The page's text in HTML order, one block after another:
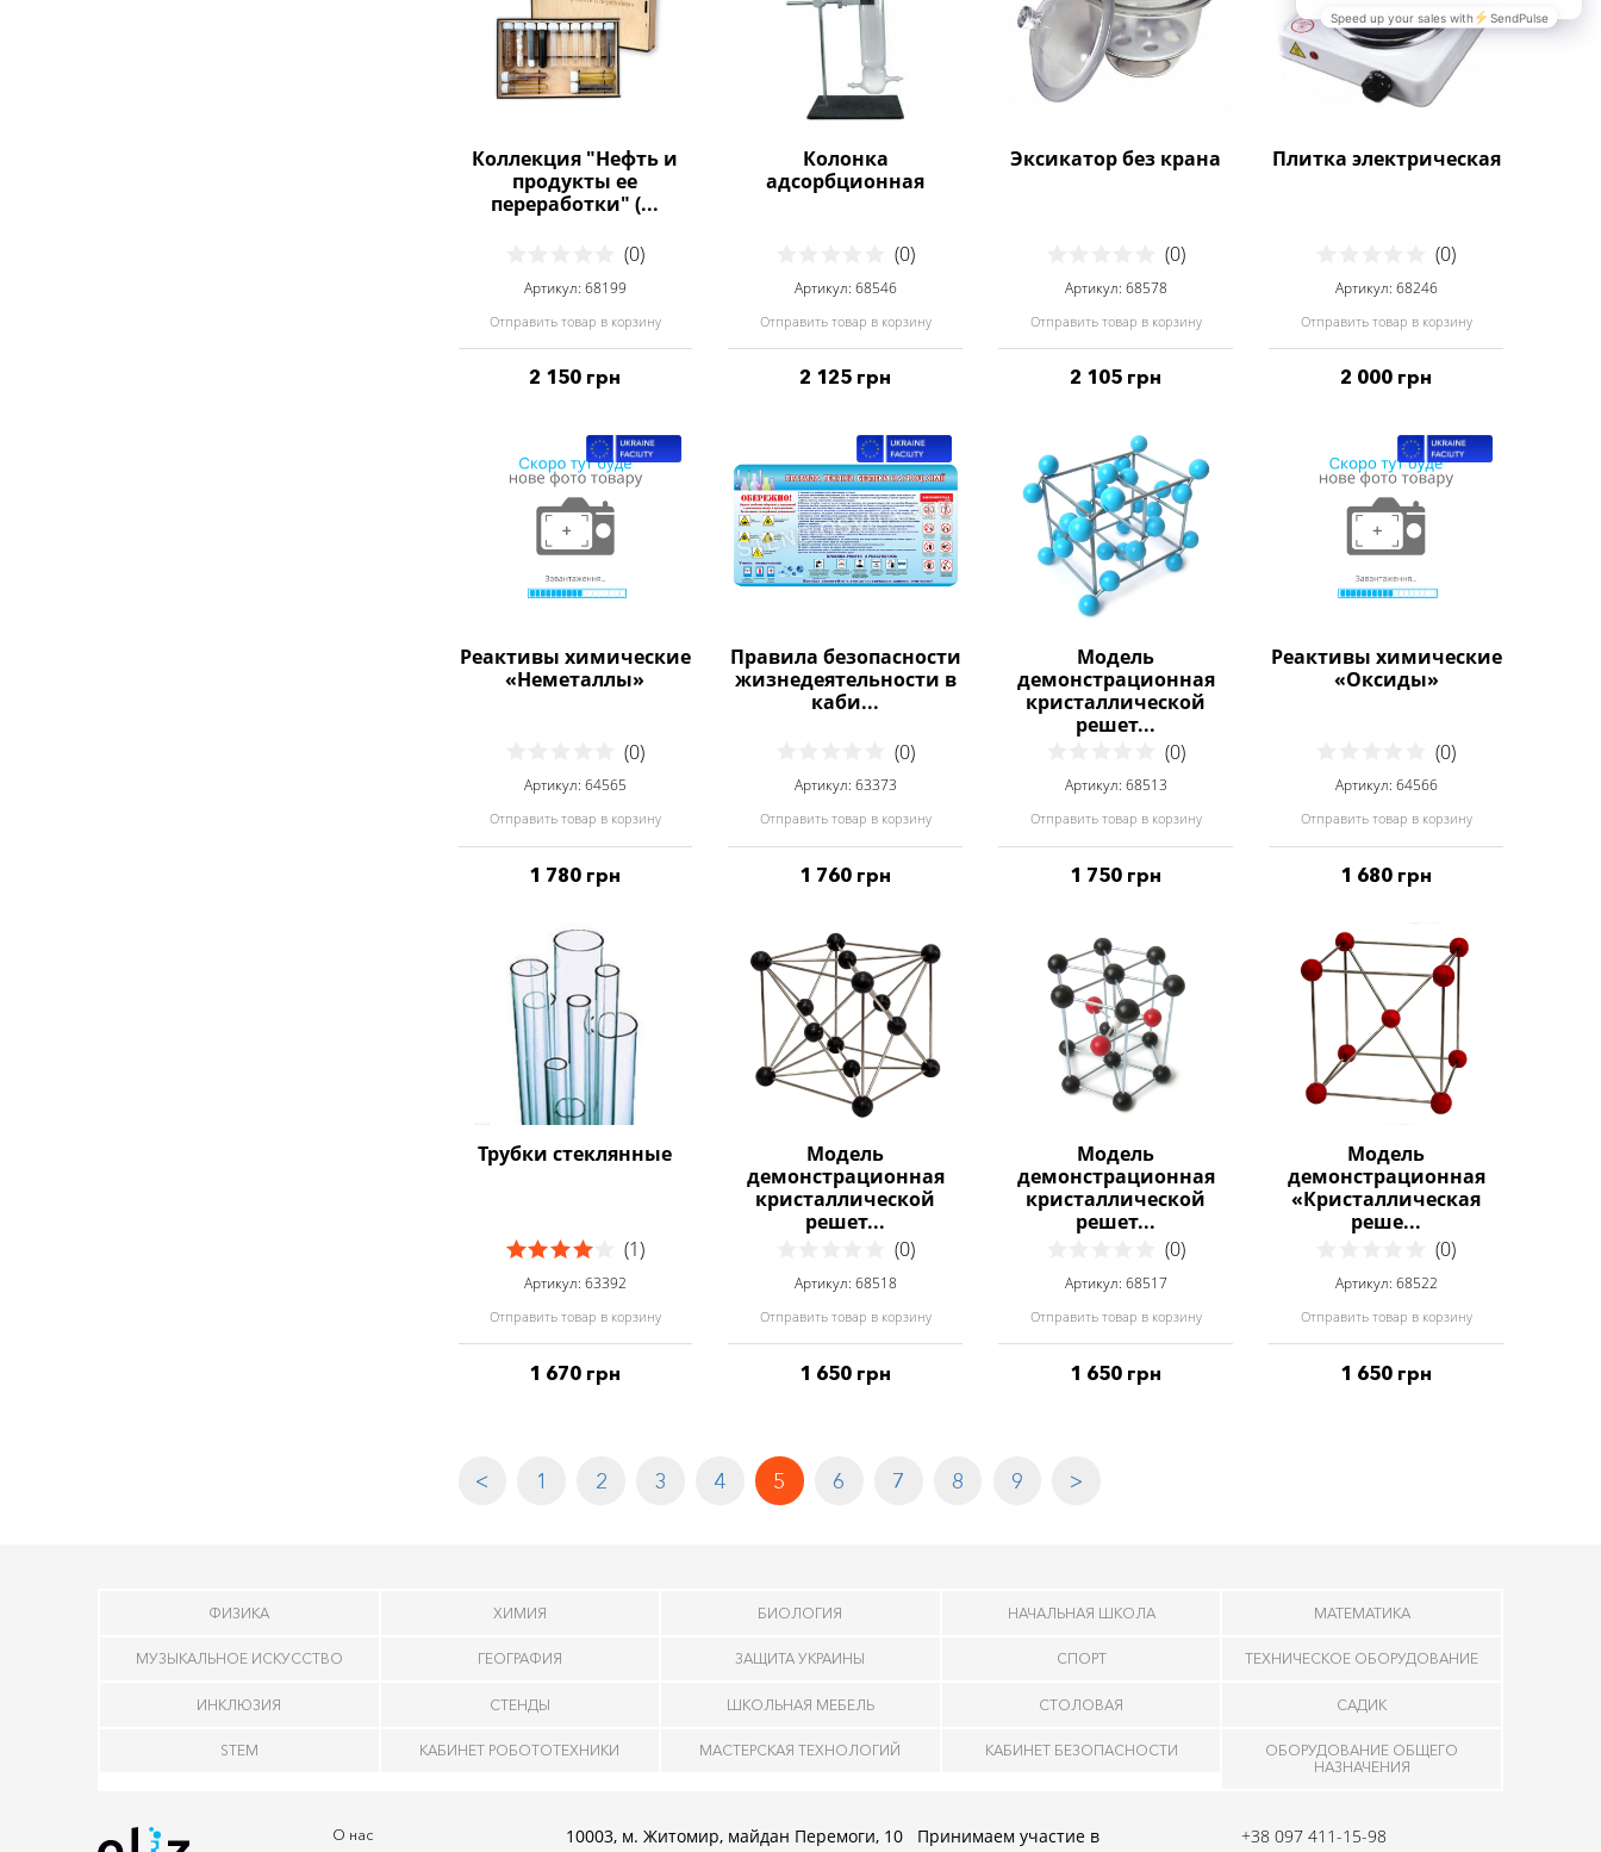
Коллекция "Нефть и
продукты ее
переработки" (...
(0)
Артикул: 68199
Отправить товар в корзину
2 150 грн
Колонка
адсорбционная
(0)
Артикул: 68546
Отправить товар в корзину
2 125 грн
Эксикатор без крана
(0)
Артикул: 68578
Отправить товар в корзину
2 105 грн
Плитка электрическая
(0)
Артикул: 68246
Отправить товар в корзину
2 000 грн
Реактивы химические
«Неметаллы»
(0)
Артикул: 64565
Отправить товар в корзину
1 780 грн
Правила безопасности
жизнедеятельности в
каби...
(0)
Артикул: 63373
Отправить товар в корзину
1 760 грн
Модель
демонстрационная
кристаллической
решет...
(0)
Артикул: 68513
Отправить товар в корзину
1 750 грн
Реактивы химические
«Оксиды»
(0)
Артикул: 64566
Отправить товар в корзину
1 680 грн
Трубки стеклянные
(1)
Артикул: 63392
Отправить товар в корзину
1 670 грн
Модель
демонстрационная
кристаллической
решет...
(0)
Артикул: 68518
Отправить товар в корзину
1 650 грн
Модель
демонстрационная
кристаллической
решет...
(0)
Артикул: 68517
Отправить товар в корзину
1 650 грн
Модель
демонстрационная
«Кристаллическая
реше...
(0)
Артикул: 68522
Отправить товар в корзину
1 650 грн
< 1 2 3 4 5 6 7 8 9 >
ФИЗИКА ХИМИЯ БИОЛОГИЯ НАЧАЛЬНАЯ ШКОЛА МАТЕМАТИКА
МУЗЫКАЛЬНОЕ ИСКУССТВО ГЕОГРАФИЯ ЗАЩИТА УКРАИНЫ СПОРТ ТЕХНИЧЕСКОЕ ОБОРУДОВАНИЕ
ИНКЛЮЗИЯ СТЕНДЫ ШКОЛЬНАЯ МЕБЕЛЬ СТОЛОВАЯ САДИК
STEM КАБИНЕТ РОБОТОТЕХНИКИ МАСТЕРСКАЯ ТЕХНОЛОГИЙ КАБИНЕТ БЕЗОПАСНОСТИ
ОБОРУДОВАНИЕ ОБЩЕГО
НАЗНАЧЕНИЯ
О нас
10003, м. Житомир, майдан Перемоги, 10
Принимаем участие в
+38 097 411-15-98